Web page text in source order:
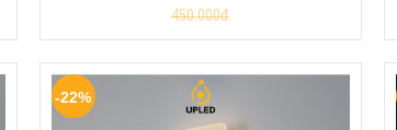
phòng ngủ hình khối chữ nhật Hiện Đại
450.000đ
-22%